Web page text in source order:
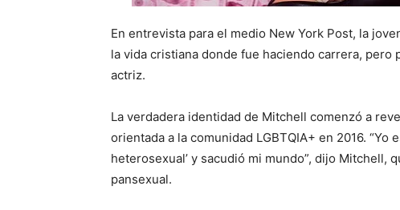
En entrevista para el medio New York Post, la
la vida cristiana donde fue haciendo carrera,
actriz.
La verdadera identidad de Mitchell comenzó a
orientada a la comunidad LGBTQIA+ en 2016. “Yo
heterosexual’ y sacudió mi mundo”, dijo Mitchell,
pansexual.